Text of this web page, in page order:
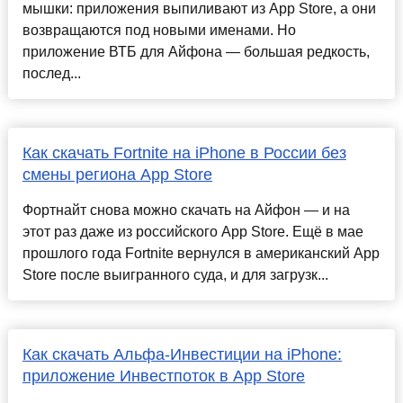
мышки: приложения выпиливают из App Store, а они
возвращаются под новыми именами. Но
приложение ВТБ для Айфона — большая редкость,
послед...
Как скачать Fortnite на iPhone в России без
смены региона App Store
Фортнайт снова можно скачать на Айфон — и на
этот раз даже из российского App Store. Ещё в мае
прошлого года Fortnite вернулся в американский App
Store после выигранного суда, и для загрузк...
Как скачать Альфа-Инвестиции на iPhone:
приложение Инвестпоток в App Store